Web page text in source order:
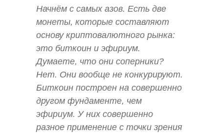
Начнём с самых азов. Есть две
монеты, которые составляют
основу криптовалютного рынка:
это биткоин и эфириум.
Думаете, что они соперники?
Нет. Они вообще не конкурируют.
Биткоин построен на совершенно
другом фундаменте, чем
эфириум. У них совершенно
разное применение с точки зрения